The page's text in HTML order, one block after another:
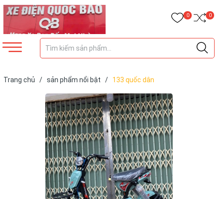
0 0
Trang chủ / sản phẩm nổi bật / 133 quốc dân